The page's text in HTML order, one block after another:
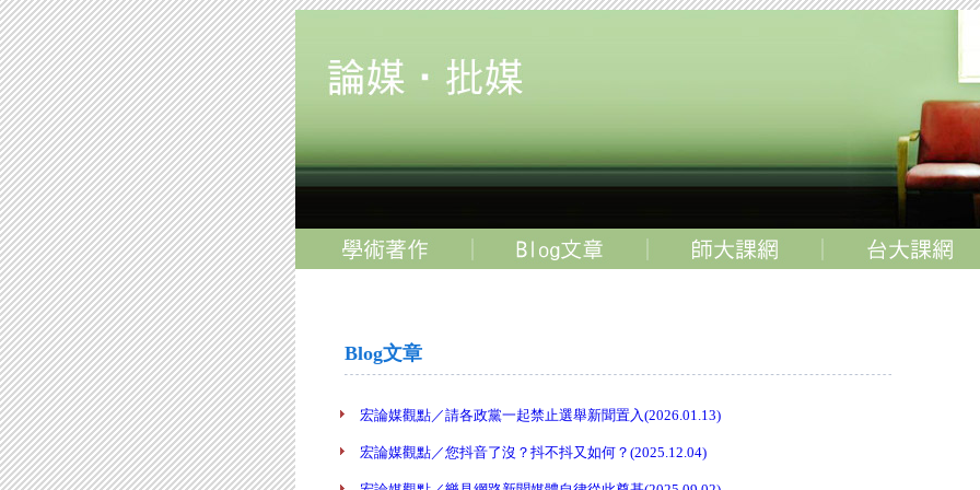
Blog文章
宏論媒觀點／請各政黨一起禁止選舉新聞置入(2026.01.13)
宏論媒觀點／您抖音了沒？抖不抖又如何？(2025.12.04)